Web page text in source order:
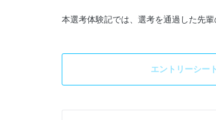
本選考体験記では、選考を通過した先輩
エントリーシート